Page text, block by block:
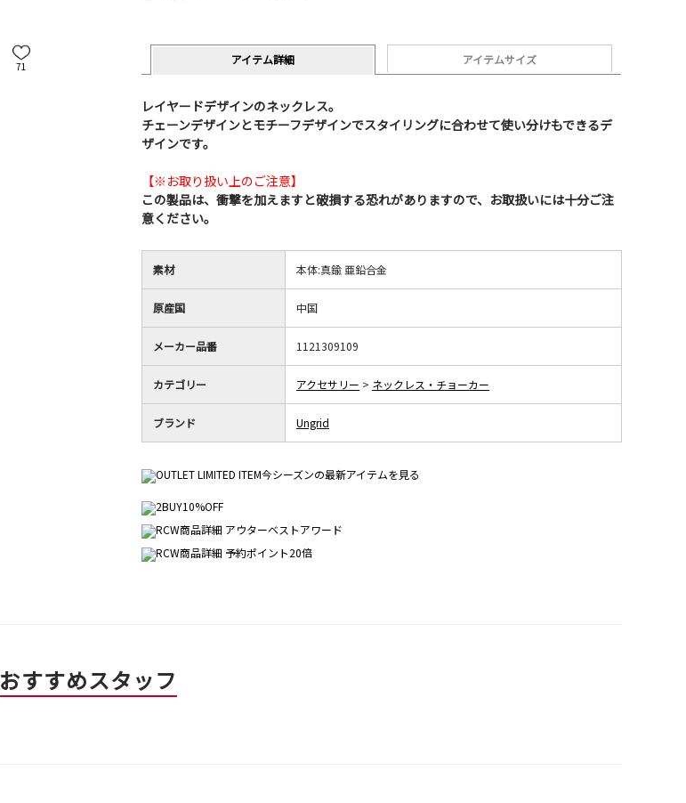
71 アイテム詳細 アイテムサイズ
レイヤードデザインのネックレス。
チェーンデザインとモチーフデザインでスタイリングに合わせて使い分けもできるデ
ザインです。
【※お取り扱い上のご注意】
この製品は、衝撃を加えますと破損する恐れがありますので、お取扱いには十分ご注
意ください。
素材 本体:真鍮 亜鉛合金
原産国 中国
メーカー品番 1121309109
カテゴリー アクセサリー > ネックレス・チョーカー
ブランド Ungrid
おすすめスタッフ